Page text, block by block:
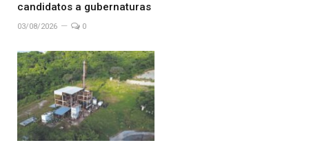
candidatos a gubernaturas
03/08/2026 0